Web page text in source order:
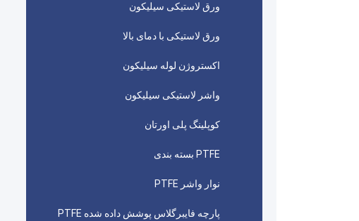
ورق لاستیکی سیلیکون
ورق لاستیکی با دمای بالا
اکستروژن لوله سیلیکون
واشر لاستیکی سیلیکون
کوپلینگ پلی اورتان
PTFE بسته بندی
نوار واشر PTFE
پارچه فایبرگلاس پوشش داده شده PTFE